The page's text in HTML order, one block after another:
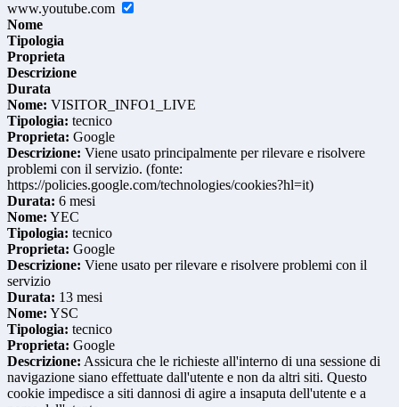
www.youtube.com
Nome
Tipologia
Proprieta
Descrizione
Durata
Nome: VISITOR_INFO1_LIVE
Tipologia: tecnico
Proprieta: Google
Descrizione: Viene usato principalmente per rilevare e risolvere
problemi con il servizio. (fonte:
https://policies.google.com/technologies/cookies?hl=it)
Durata: 6 mesi
Nome: YEC
Tipologia: tecnico
Proprieta: Google
Descrizione: Viene usato per rilevare e risolvere problemi con il
servizio
Durata: 13 mesi
Nome: YSC
Tipologia: tecnico
Proprieta: Google
Descrizione: Assicura che le richieste all'interno di una sessione di
navigazione siano effettuate dall'utente e non da altri siti. Questo
cookie impedisce a siti dannosi di agire a insaputa dell'utente e a